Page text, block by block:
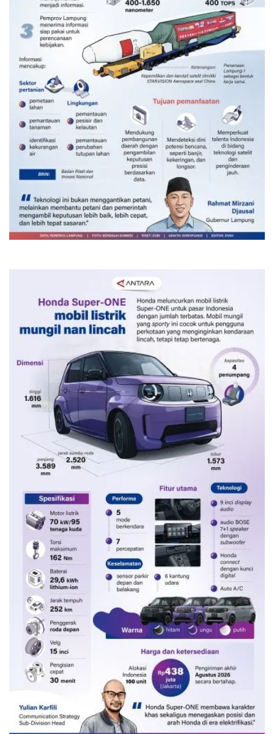
Satelit Lampung-1 untuk
kembangkan pertanian
7 jam lalu
Honda Super-One mobil listrik mungil
nan lincah
18 jam lalu